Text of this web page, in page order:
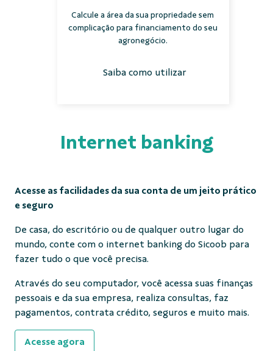
Calcule a área da sua propriedade sem
complicação para financiamento do seu
agronegócio.
Saiba como utilizar
Internet banking
Acesse as facilidades da sua conta de um jeito prático
e seguro
De casa, do escritório ou de qualquer outro lugar do
mundo, conte com o internet banking do Sicoob para
fazer tudo o que você precisa.
Através do seu computador, você acessa suas finanças
pessoais e da sua empresa, realiza consultas, faz
pagamentos, contrata crédito, seguros e muito mais.
Acesse agora